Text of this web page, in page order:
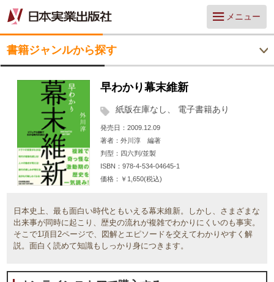
メニュー
書籍ジャンルから探す
早わかり幕末維新
紙版在庫なし 電子書籍あり
発売日
2009.12.09
著者
外川淳 編著
判型
四六判/並製
ISBN
978-4-534-04645-1
価格
￥1,650(税込)
日本史上、最も面白い時代ともいえる幕末維新。しかし、さまざまな
出来事が同時に起こり、歴史の流れが複雑でわかりにくいのも事実。
そこで1項目2ページで、図解とエピソードを交えてわかりやすく解
説。面白く読めて知識もしっかり身につきます。